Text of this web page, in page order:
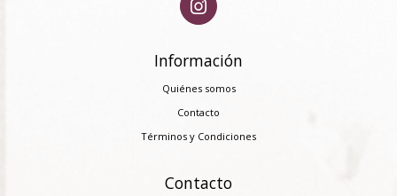
Información
Quiénes somos
Contacto
Términos y Condiciones
Contacto